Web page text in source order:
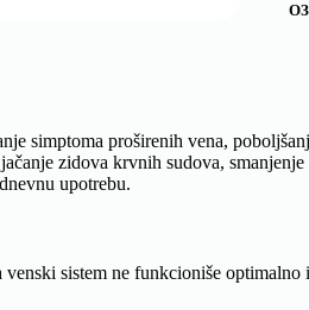
simptoma proširenih vena,
zidova krvnih sudova,
upotrebu.
sistem ne funkcioniše